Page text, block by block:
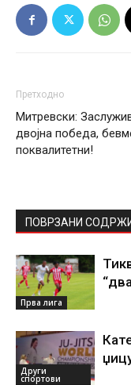
Претходно
Митревски:
двојна победа,
поквалитетни!
ПОВРЗАНИ
Прва лига
Други
спортови